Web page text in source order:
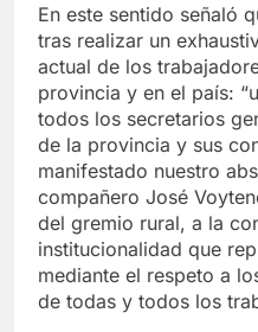
En este sentido señaló
tras realizar un
actual de los
provincia y en el país:
todos los secretarios
de la provincia y sus
manifestado nuestro
compañero José
del gremio rural, a la
institucionalidad que
mediante el respeto a
de todas y todos los